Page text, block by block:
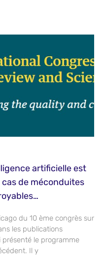
artificielle est
de méconduites
du 10 ème congrès sur
les publications
présenté le programme
Il y